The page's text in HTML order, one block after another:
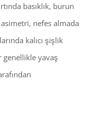
basıklık, burun
nefes almada
kalıcı şişlik
genellikle yavaş